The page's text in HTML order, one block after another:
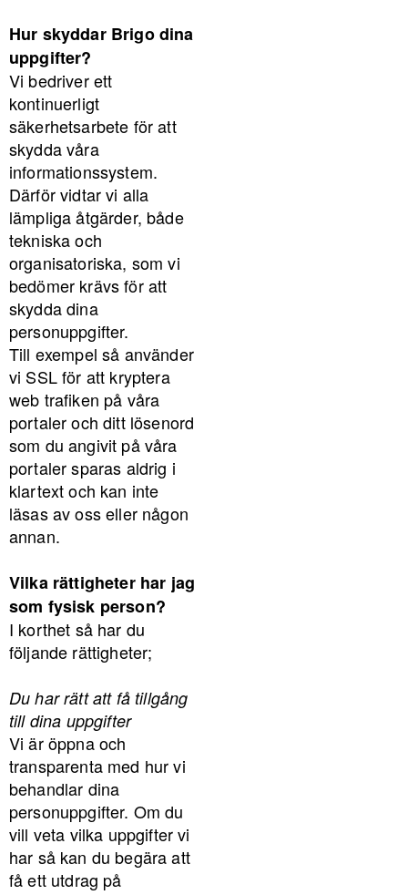
Hur skyddar Brigo dina
uppgifter?
Vi bedriver ett
kontinuerligt
säkerhetsarbete för att
skydda våra
informationssystem.
Därför vidtar vi alla
lämpliga åtgärder, både
tekniska och
organisatoriska, som vi
bedömer krävs för att
skydda dina
personuppgifter.
Till exempel så använder
vi SSL för att kryptera
web trafiken på våra
portaler och ditt lösenord
som du angivit på våra
portaler sparas aldrig i
klartext och kan inte
läsas av oss eller någon
annan.
Vilka rättigheter har jag
som fysisk person?
I korthet så har du
följande rättigheter;
Du har rätt att få tillgång
till dina uppgifter
Vi är öppna och
transparenta med hur vi
behandlar dina
personuppgifter. Om du
vill veta vilka uppgifter vi
har så kan du begära att
få ett utdrag på